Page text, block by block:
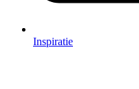
Inspiratie